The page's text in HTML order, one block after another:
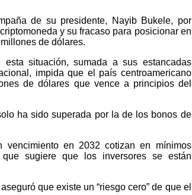
de su presidente, Nayib Bukele, por
y su fracaso para posicionar en
de dólares.
situación, sumada a sus estancadas
impida que el país centroamericano
de dólares que vence a principios del
ha sido superada por la de los bonos de
en 2032 cotizan en mínimos
sugiere que los inversores se están
que existe un “riesgo cero” de que el